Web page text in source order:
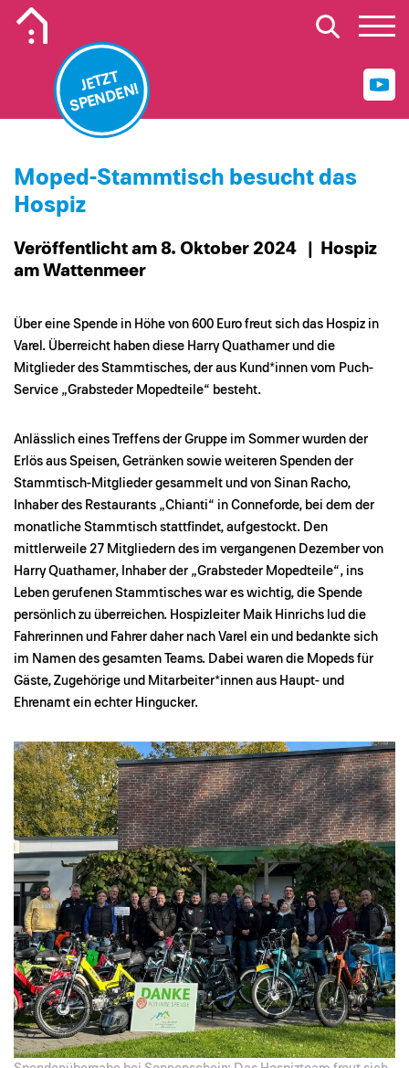
JETZT
SPENDEN!
Moped-Stammtisch besucht das
Hospiz
Veröffentlicht am 8. Oktober 2024
| Hospiz
am Wattenmeer
Über eine Spende in Höhe von 600 Euro freut sich das Hospiz in
Varel. Überreicht haben diese Harry Quathamer und die
Mitglieder des Stammtisches, der aus Kund*innen vom Puch-
Service „Grabsteder Mopedteile“ besteht.
Anlässlich eines Treffens der Gruppe im Sommer wurden der
Erlös aus Speisen, Getränken sowie weiteren Spenden der
Stammtisch-Mitglieder gesammelt und von Sinan Racho,
Inhaber des Restaurants „Chianti“ in Conneforde, bei dem der
monatliche Stammtisch stattfindet, aufgestockt. Den
mittlerweile 27 Mitgliedern des im vergangenen Dezember von
Harry Quathamer, Inhaber der „Grabsteder Mopedteile“, ins
Leben gerufenen Stammtisches war es wichtig, die Spende
persönlich zu überreichen. Hospizleiter Maik Hinrichs lud die
Fahrerinnen und Fahrer daher nach Varel ein und bedankte sich
im Namen des gesamten Teams. Dabei waren die Mopeds für
Gäste, Zugehörige und Mitarbeiter*innen aus Haupt- und
Ehrenamt ein echter Hingucker.
Mobiles Logo Mission Lebenshaus